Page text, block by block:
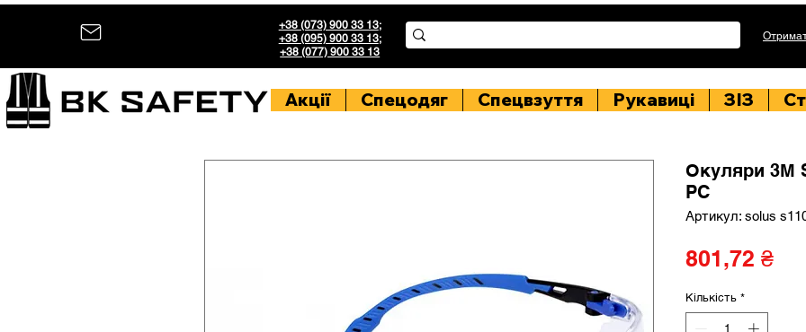
+38 (073) 900 33 13;
+38 (095) 900 33 13;
+38 (077) 900 33 13
Акції Спецодяг Спецвзуття Рукавиці ЗІЗ
Окуляри 3М
PC
Артикул: solus
801,72 ₴
Кількість *